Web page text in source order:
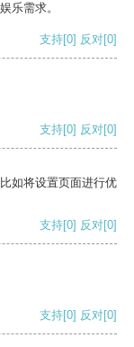
乐需求。
支持[0] 反对[0]
支持[0] 反对[0]
如将设置页面进行优
支持[0] 反对[0]
支持[0] 反对[0]